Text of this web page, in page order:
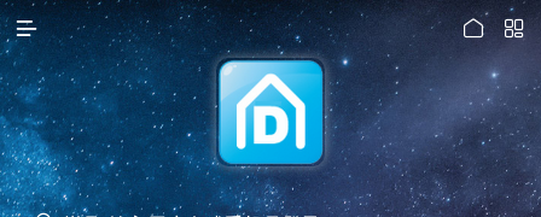

访问电脑版
 
